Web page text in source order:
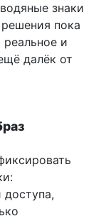
знаки
пока
реальное и
далёк от